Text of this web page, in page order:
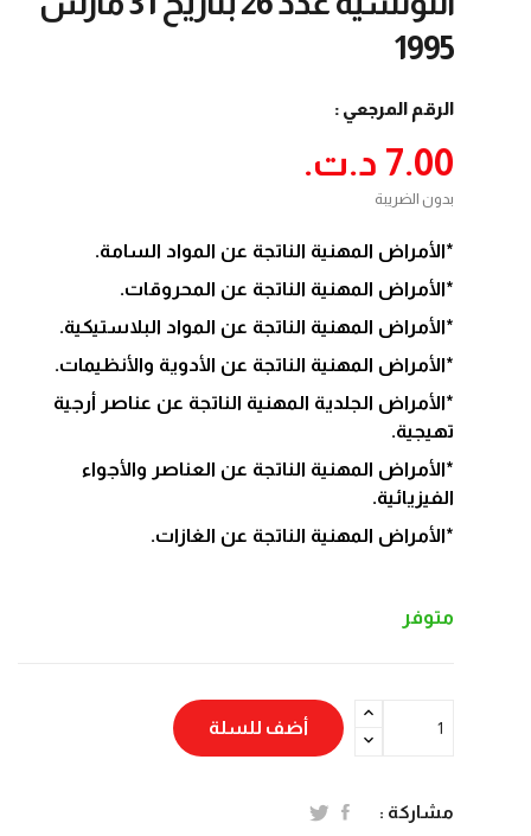
1995
الرقم المرجعي :
7.00 د.ت.‏
بدون الضريبة
*الأمراض المهنية الناتجة عن المواد السامة.
*الأمراض المهنية الناتجة عن المحروقات.
*الأمراض المهنية الناتجة عن المواد البلاستيكية.
*الأمراض المهنية الناتجة عن الأدوية والأنظيمات.
*الأمراض الجلدية المهنية الناتجة عن عناصر أرجية
تهيجية.
*الأمراض المهنية الناتجة عن العناصر والأجواء
الفيزيائية.
*الأمراض المهنية الناتجة عن الغازات.
متوفر
أضف للسلة
مشاركة :